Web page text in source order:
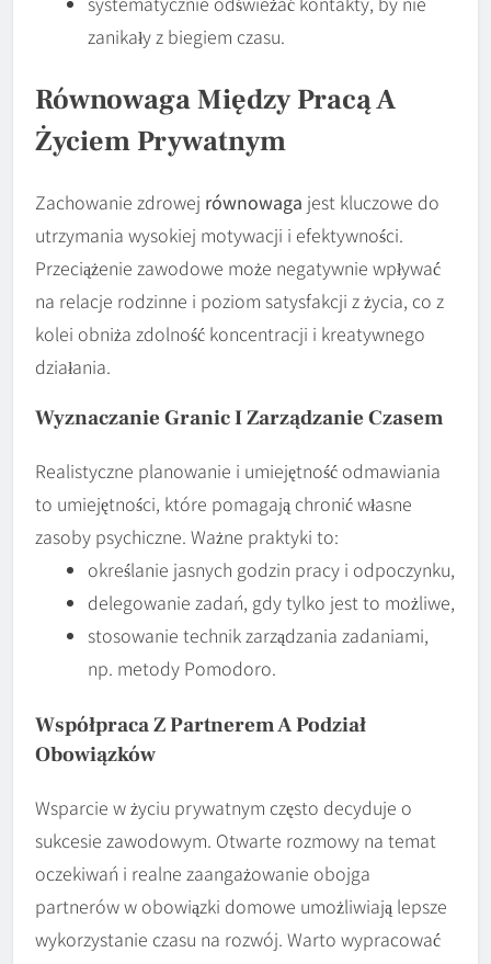
zanikały z biegiem czasu.
Równowaga Między Pracą A
Życiem Prywatnym
Zachowanie zdrowej równowaga jest kluczowe do
utrzymania wysokiej motywacji i efektywności.
Przeciążenie zawodowe może negatywnie wpływać
na relacje rodzinne i poziom satysfakcji z życia, co z
kolei obniża zdolność koncentracji i kreatywnego
działania.
Wyznaczanie Granic I Zarządzanie Czasem
Realistyczne planowanie i umiejętność odmawiania
to umiejętności, które pomagają chronić własne
zasoby psychiczne. Ważne praktyki to:
określanie jasnych godzin pracy i odpoczynku,
delegowanie zadań, gdy tylko jest to możliwe,
stosowanie technik zarządzania zadaniami,
np. metody Pomodoro.
Współpraca Z Partnerem A Podział
Obowiązków
Wsparcie w życiu prywatnym często decyduje o
sukcesie zawodowym. Otwarte rozmowy na temat
oczekiwań i realne zaangażowanie obojga
partnerów w obowiązki domowe umożliwiają lepsze
wykorzystanie czasu na rozwój. Warto wypracować